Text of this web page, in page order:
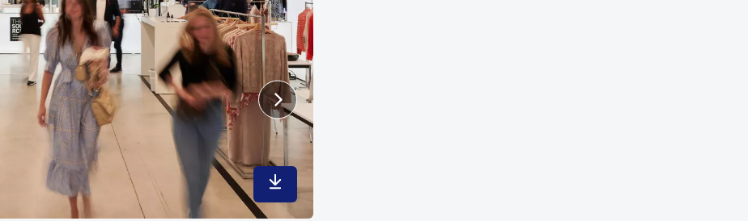
In maximaler Qualität herunterladen